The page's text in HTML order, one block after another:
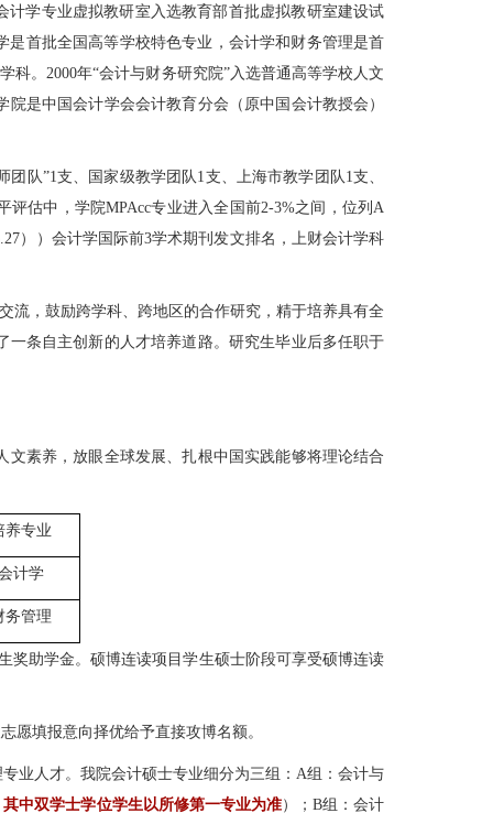
计学专业虚拟教研室入选教育部首批虚拟教研室建设试
是首批全国高等学校特色专业，会计学和财务管理是首
。2000年“会计与财务研究院”入选普通高等学校人文
是中国会计学会会计教育分会（原中国会计教授会）
队”1支、国家级教学团队1支、上海市教学团队1支、
评估中，学院MPAcc专业进入全国前2-3%之间，位列A
））会计学国际前3学术期刊发文排名，上财会计学科
流，鼓励跨学科、跨地区的合作研究，精于培养具有全
条自主创新的人才培养道路。研究生毕业后多任职于
素养，放眼全球发展、扎根中国实践能够将理论结合
养专业
计学
务管理
奖助学金。硕博连读项目学生硕士阶段可享受硕博连读
愿填报意向择优给予直接攻博名额。
业人才。我院会计硕士专业细分为三组：A组：会计与
中双学士学位学生以所修第一专业为准）；B组：会计